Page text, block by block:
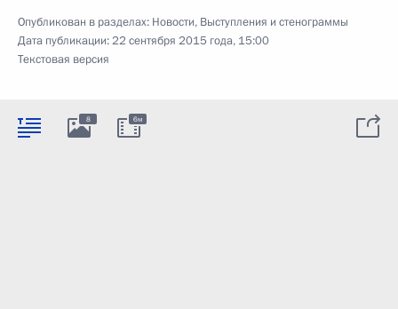
Опубликован в разделах: Новости, Выступления и стенограммы
Дата публикации:22 сентября 2015 года, 15:00
Текстовая версия
8 6м